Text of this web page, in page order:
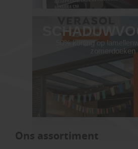
50% korting op
zomerdoeken
Ons assortiment